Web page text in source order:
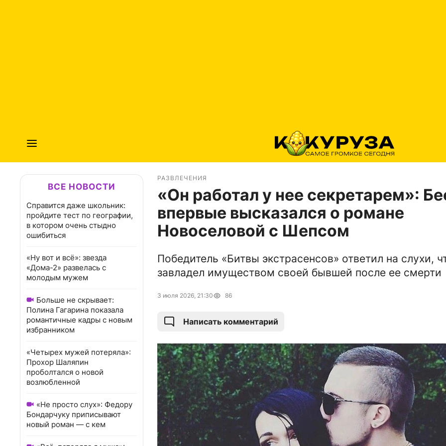
ВСЕ НОВОСТИ
Справится даже школьник:
пройдите тест по географии,
в котором очень стыдно
ошибиться
«Ну вот и всё»: звезда
«Дома-2» развелась с
молодым мужем
Больше не скрывает:
Полина Гагарина показала
романтичные кадры с новым
избранником
«Четырех мужей потеряла»:
Прохор Шаляпин
проболтался о новой
возлюбленной
«Не просто слух»: Федору
Бондарчуку приписывают
новый роман — с кем
РАЗВЛЕЧЕНИЯ
«Он работал у нее секретарем»:
впервые высказался о романе
Новоселовой с Шепсом
Победитель «Битвы экстрасенсов» ответил на слухи,
завладел имуществом своей бывшей после ее смерти
3 июля 2026, 21:30 86
Написать комментарий